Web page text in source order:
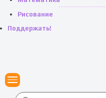
Рисование
Поддержать!